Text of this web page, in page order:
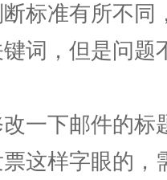
标准有所不同
词，但是问题
一下邮件的标
这样字眼的，